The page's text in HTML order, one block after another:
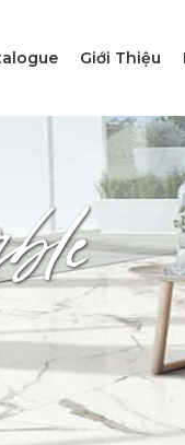
Giới Thiệu